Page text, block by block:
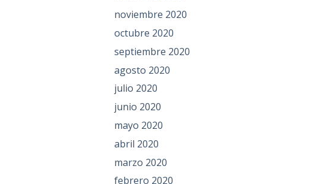
noviembre 2020
octubre 2020
septiembre 2020
agosto 2020
julio 2020
junio 2020
mayo 2020
abril 2020
marzo 2020
febrero 2020